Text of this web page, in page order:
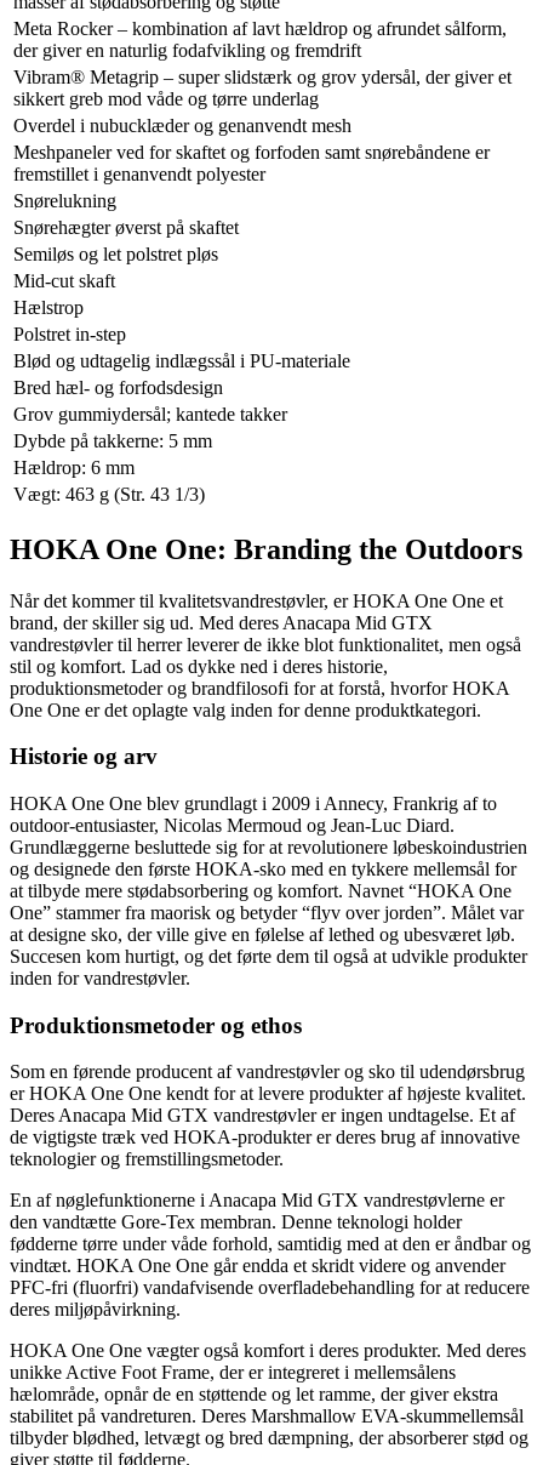
Meta Rocker – kombination af lavt hældrop og afrundet sålform,
der giver en naturlig fodafvikling og fremdrift
Vibram® Metagrip – super slidstærk og grov ydersål, der giver et
sikkert greb mod våde og tørre underlag
Overdel i nubucklæder og genanvendt mesh
Meshpaneler ved for skaftet og forfoden samt snørebåndene er
fremstillet i genanvendt polyester
Snørelukning
Snørehægter øverst på skaftet
Semiløs og let polstret pløs
Mid-cut skaft
Hælstrop
Polstret in-step
Blød og udtagelig indlægssål i PU-materiale
Bred hæl- og forfodsdesign
Grov gummiydersål; kantede takker
Dybde på takkerne: 5 mm
Hældrop: 6 mm
Vægt: 463 g (Str. 43 1/3)
HOKA One One: Branding the Outdoors
Når det kommer til kvalitetsvandrestøvler, er HOKA One One et
brand, der skiller sig ud. Med deres Anacapa Mid GTX
vandrestøvler til herrer leverer de ikke blot funktionalitet, men også
stil og komfort. Lad os dykke ned i deres historie,
produktionsmetoder og brandfilosofi for at forstå, hvorfor HOKA
One One er det oplagte valg inden for denne produktkategori.
Historie og arv
HOKA One One blev grundlagt i 2009 i Annecy, Frankrig af to
outdoor-entusiaster, Nicolas Mermoud og Jean-Luc Diard.
Grundlæggerne besluttede sig for at revolutionere løbeskoindustrien
og designede den første HOKA-sko med en tykkere mellemsål for
at tilbyde mere stødabsorbering og komfort. Navnet “HOKA One
One” stammer fra maorisk og betyder “flyv over jorden”. Målet var
at designe sko, der ville give en følelse af lethed og ubesværet løb.
Succesen kom hurtigt, og det førte dem til også at udvikle produkter
inden for vandrestøvler.
Produktionsmetoder og ethos
Som en førende producent af vandrestøvler og sko til udendørsbrug
er HOKA One One kendt for at levere produkter af højeste kvalitet.
Deres Anacapa Mid GTX vandrestøvler er ingen undtagelse. Et af
de vigtigste træk ved HOKA-produkter er deres brug af innovative
teknologier og fremstillingsmetoder.
En af nøglefunktionerne i Anacapa Mid GTX vandrestøvlerne er
den vandtætte Gore-Tex membran. Denne teknologi holder
fødderne tørre under våde forhold, samtidig med at den er åndbar og
vindtæt. HOKA One One går endda et skridt videre og anvender
PFC-fri (fluorfri) vandafvisende overfladebehandling for at reducere
deres miljøpåvirkning.
HOKA One One vægter også komfort i deres produkter. Med deres
unikke Active Foot Frame, der er integreret i mellemsålens
hælområde, opnår de en støttende og let ramme, der giver ekstra
stabilitet på vandreturen. Deres Marshmallow EVA-skummellemsål
tilbyder blødhed, letvægt og bred dæmpning, der absorberer stød og
giver støtte til fødderne.